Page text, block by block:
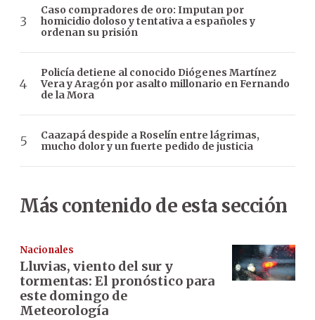
Caso compradores de oro: Imputan por
homicidio doloso y tentativa a españoles y
ordenan su prisión
Policía detiene al conocido Diógenes Martínez
Vera y Aragón por asalto millonario en Fernando
de la Mora
Caazapá despide a Roselín entre lágrimas,
mucho dolor y un fuerte pedido de justicia
Más contenido de esta sección
Nacionales
Lluvias, viento del sur y
tormentas: El pronóstico para
este domingo de
Meteorología